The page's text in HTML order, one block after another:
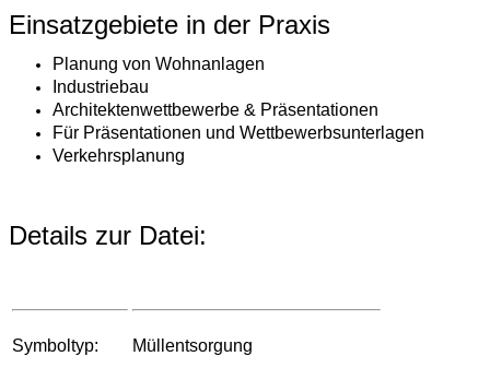
Einsatzgebiete in der Praxis
Planung von Wohnanlagen
Industriebau
Architektenwettbewerbe & Präsentationen
Für Präsentationen und Wettbewerbsunterlagen
Verkehrsplanung
Details zur Datei:
Symboltyp: Müllentsorgung